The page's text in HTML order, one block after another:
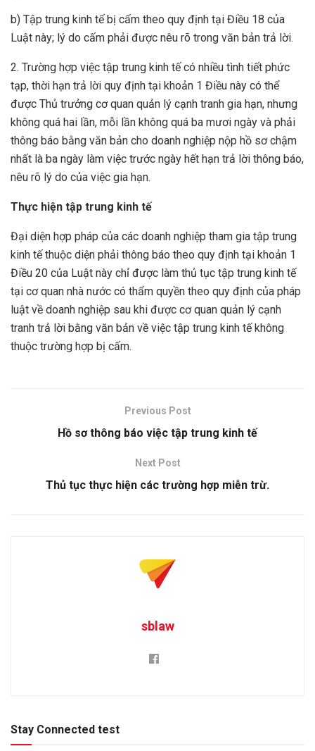
b) Tập trung kinh tế bị cấm theo quy định tại Điều 18 của
Luật này; lý do cấm phải được nêu rõ trong văn bản trả lời.
2. Trường hợp việc tập trung kinh tế có nhiều tình tiết phức
tạp, thời hạn trả lời quy định tại khoản 1 Điều này có thể
được Thủ trưởng cơ quan quản lý cạnh tranh gia hạn, nhưng
không quá hai lần, mỗi lần không quá ba mươi ngày và phải
thông báo bằng văn bản cho doanh nghiệp nộp hồ sơ chậm
nhất là ba ngày làm việc trước ngày hết hạn trả lời thông báo,
nêu rõ lý do của việc gia hạn.
Thực hiện tập trung kinh tế
Đại diện hợp pháp của các doanh nghiệp tham gia tập trung
kinh tế thuộc diện phải thông báo theo quy định tại khoản 1
Điều 20 của Luật này chỉ được làm thủ tục tập trung kinh tế
tại cơ quan nhà nước có thẩm quyền theo quy định của pháp
luật về doanh nghiệp sau khi được cơ quan quản lý cạnh
tranh trả lời bằng văn bản về việc tập trung kinh tế không
thuộc trường hợp bị cấm.
Previous Post
Hồ sơ thông báo việc tập trung kinh tế
Next Post
Thủ tục thực hiện các trường hợp miễn trừ.
sblaw
Stay Connected test